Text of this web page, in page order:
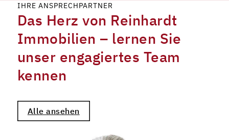
IHRE ANSPRECHPARTNER
Das Herz von Reinhardt
Immobilien – lernen Sie
unser engagiertes Team
kennen
Alle ansehen